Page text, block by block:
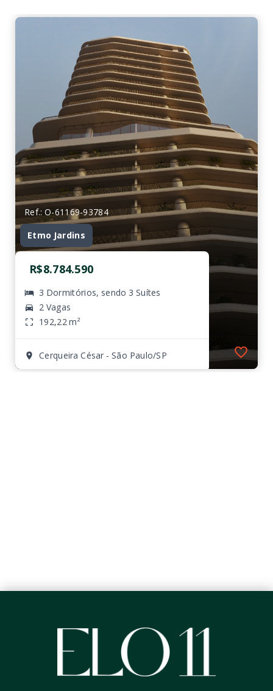
Ref.: O-61169-93784
Etmo Jardins
R$8.784.590
3 Dormitórios, sendo 3 Suítes
2 Vagas
192,22 m²
Cerqueira César - São Paulo/SP